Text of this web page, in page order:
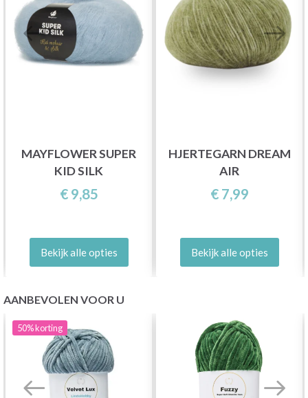
MAYFLOWER SUPER
KID SILK
€ 9,85
Bekijk alle opties
HJERTEGARN DREAM
AIR
€ 7,99
Bekijk alle opties
AANBEVOLEN VOOR U
50%korting